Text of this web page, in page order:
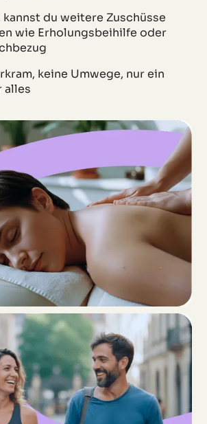
kannst du weitere Zuschüsse
wie Erholungsbeihilfe oder
keine Umwege, nur ein
alles